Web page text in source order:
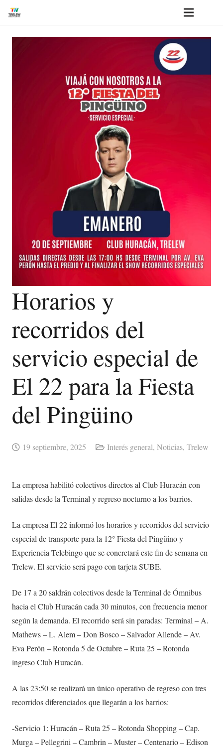
Horarios y
recorridos del
servicio especial de
El 22 para la Fiesta
del Pingüino
19 septiembre, 2025 Interés general, Noticias, Trelew
La empresa habilitó colectivos directos al Club Huracán con
salidas desde la Terminal y regreso nocturno a los barrios.
La empresa El 22 informó los horarios y recorridos del servicio
especial de transporte para la 12° Fiesta del Pingüino y
Experiencia Telebingo que se concretará este fin de semana en
Trelew. El servicio será pago con tarjeta SUBE.
De 17 a 20 saldrán colectivos desde la Terminal de Ómnibus
hacia el Club Huracán cada 30 minutos, con frecuencia menor
según la demanda. El recorrido será sin paradas: Terminal – A.
Mathews – L. Alem – Don Bosco – Salvador Allende – Av.
Eva Perón – Rotonda 5 de Octubre – Ruta 25 – Rotonda
ingreso Club Huracán.
A las 23:50 se realizará un único operativo de regreso con tres
recorridos diferenciados que llegarán a los barrios:
-Servicio 1: Huracán – Ruta 25 – Rotonda Shopping – Cap.
Murga – Pellegrini – Cambrin – Muster – Centenario – Edison